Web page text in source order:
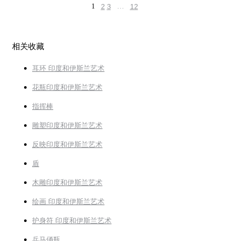
1 2 3 … 12
相关收藏
耳环 印度和伊斯兰艺术
花瓶印度和伊斯兰艺术
指挥棒
雕塑印度和伊斯兰艺术
反映印度和伊斯兰艺术
盾
木雕印度和伊斯兰艺术
绘画 印度和伊斯兰艺术
护身符 印度和伊斯兰艺术